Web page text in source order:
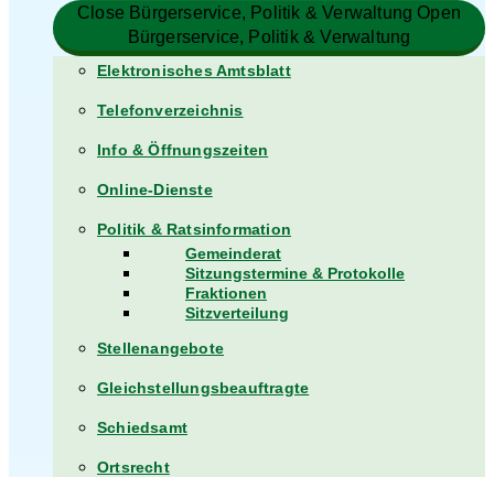
Close Bürgerservice, Politik & Verwaltung​ Open
Bürgerservice, Politik & Verwaltung​
Elektronisches Amtsblatt
Telefonverzeichnis
Info & Öffnungszeiten
Online-Dienste
Politik & Ratsinformation
Gemeinderat
Sitzungstermine & Protokolle
Fraktionen
Sitzverteilung
Stellenangebote
Gleichstellungsbeauftragte
Schiedsamt
Ortsrecht